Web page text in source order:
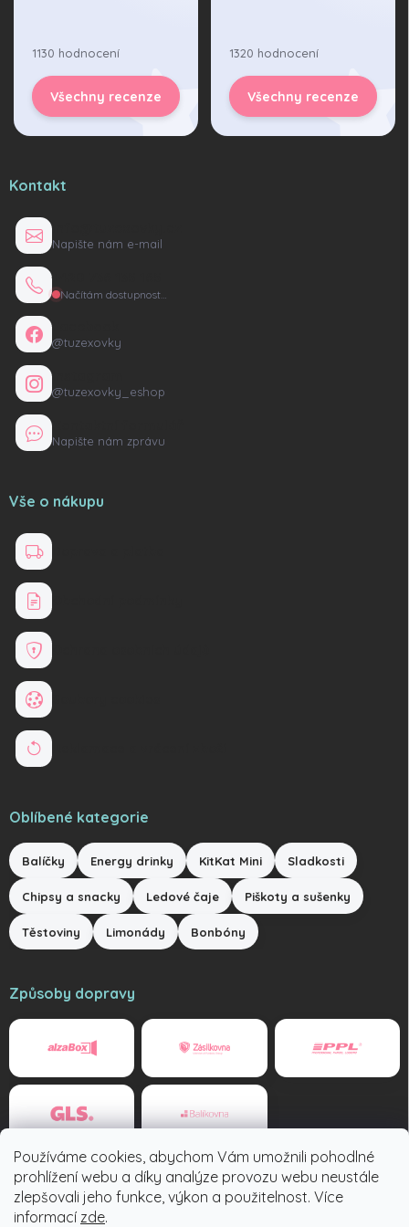
Používáme cookies, abychom Vám umožnili pohodlné
prohlížení webu a díky analýze provozu webu neustále
zlepšovali jeho funkce, výkon a použitelnost. Více
informací zde.
1130 hodnocení
Všechny recenze
1320 hodnocení
Všechny recenze
Kontakt
Napište nám e-mail
Načítám dostupnost…
@tuzexovky
@tuzexovky_eshop
Napište nám zprávu
Vše o nákupu
Oblíbené kategorie
Balíčky Energy drinky KitKat Mini Sladkosti
Chipsy a snacky Ledové čaje Piškoty a sušenky
Těstoviny Limonády Bonbóny
Způsoby dopravy
Způsoby platby